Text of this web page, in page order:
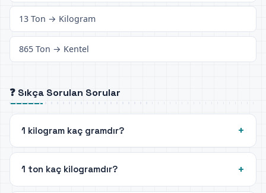
13 Ton → Kilogram
865 Ton → Kentel
❓ Sıkça Sorulan Sorular
1 kilogram kaç gramdır?
1 ton kaç kilogramdır?